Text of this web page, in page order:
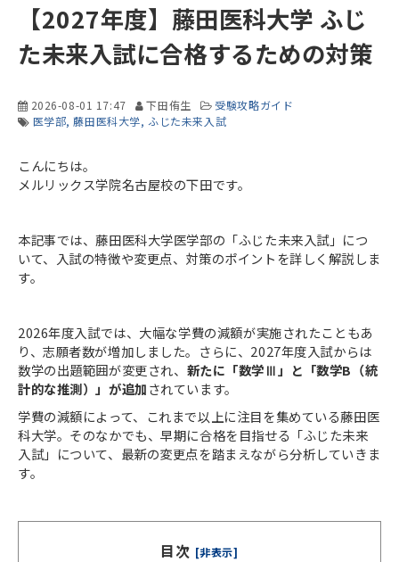
【2027年度】藤田医科大学 ふじ
た未来入試に合格するための対策
2026-08-01 17:47 下田侑生
受験攻略ガイド
医学部 藤田医科大学 ふじた未来入試
こんにちは。
メルリックス学院名古屋校の下田です。
本記事では、藤田医科大学医学部の「ふじた未来入試」につ
いて、入試の特徴や変更点、対策のポイントを詳しく解説しま
す。
2026年度入試では、大幅な学費の減額が実施されたこともあ
り、志願者数が増加しました。さらに、2027年度入試からは
数学の出題範囲が変更され、 新たに「数学Ⅲ」と「数学B（統
計的な推測）」が追加されています。
学費の減額によって、これまで以上に注目を集めている藤田医
科大学。そのなかでも、早期に合格を目指せる「ふじた未来
入試」について、最新の変更点を踏まえながら分析していきま
す。
目次 [非表示]